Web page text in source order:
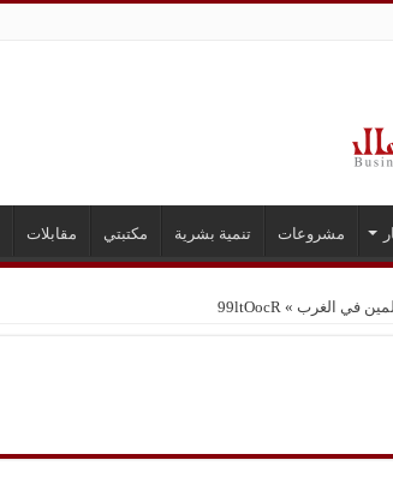
مشروعات تنمية بشرية مكتبتي مقابلات
في الغرب »
99ltOocR